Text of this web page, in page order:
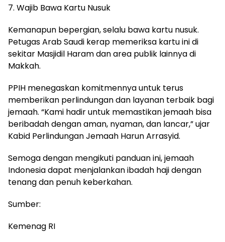
7. Wajib Bawa Kartu Nusuk
Kemanapun bepergian, selalu bawa kartu nusuk.
Petugas Arab Saudi kerap memeriksa kartu ini di
sekitar Masjidil Haram dan area publik lainnya di
Makkah.
PPIH menegaskan komitmennya untuk terus
memberikan perlindungan dan layanan terbaik bagi
jemaah. “Kami hadir untuk memastikan jemaah bisa
beribadah dengan aman, nyaman, dan lancar,” ujar
Kabid Perlindungan Jemaah Harun Arrasyid.
Semoga dengan mengikuti panduan ini, jemaah
Indonesia dapat menjalankan ibadah haji dengan
tenang dan penuh keberkahan.
Sumber:
Kemenag RI